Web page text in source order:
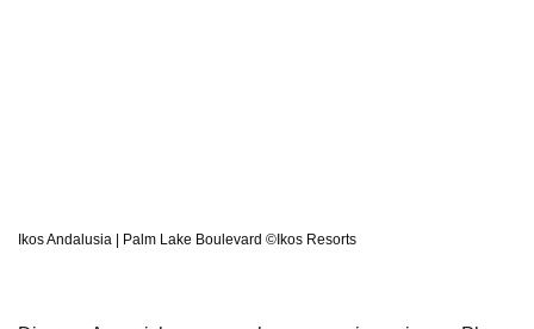
Ikos Andalusia | Palm Lake Boulevard ©Ikos Resorts